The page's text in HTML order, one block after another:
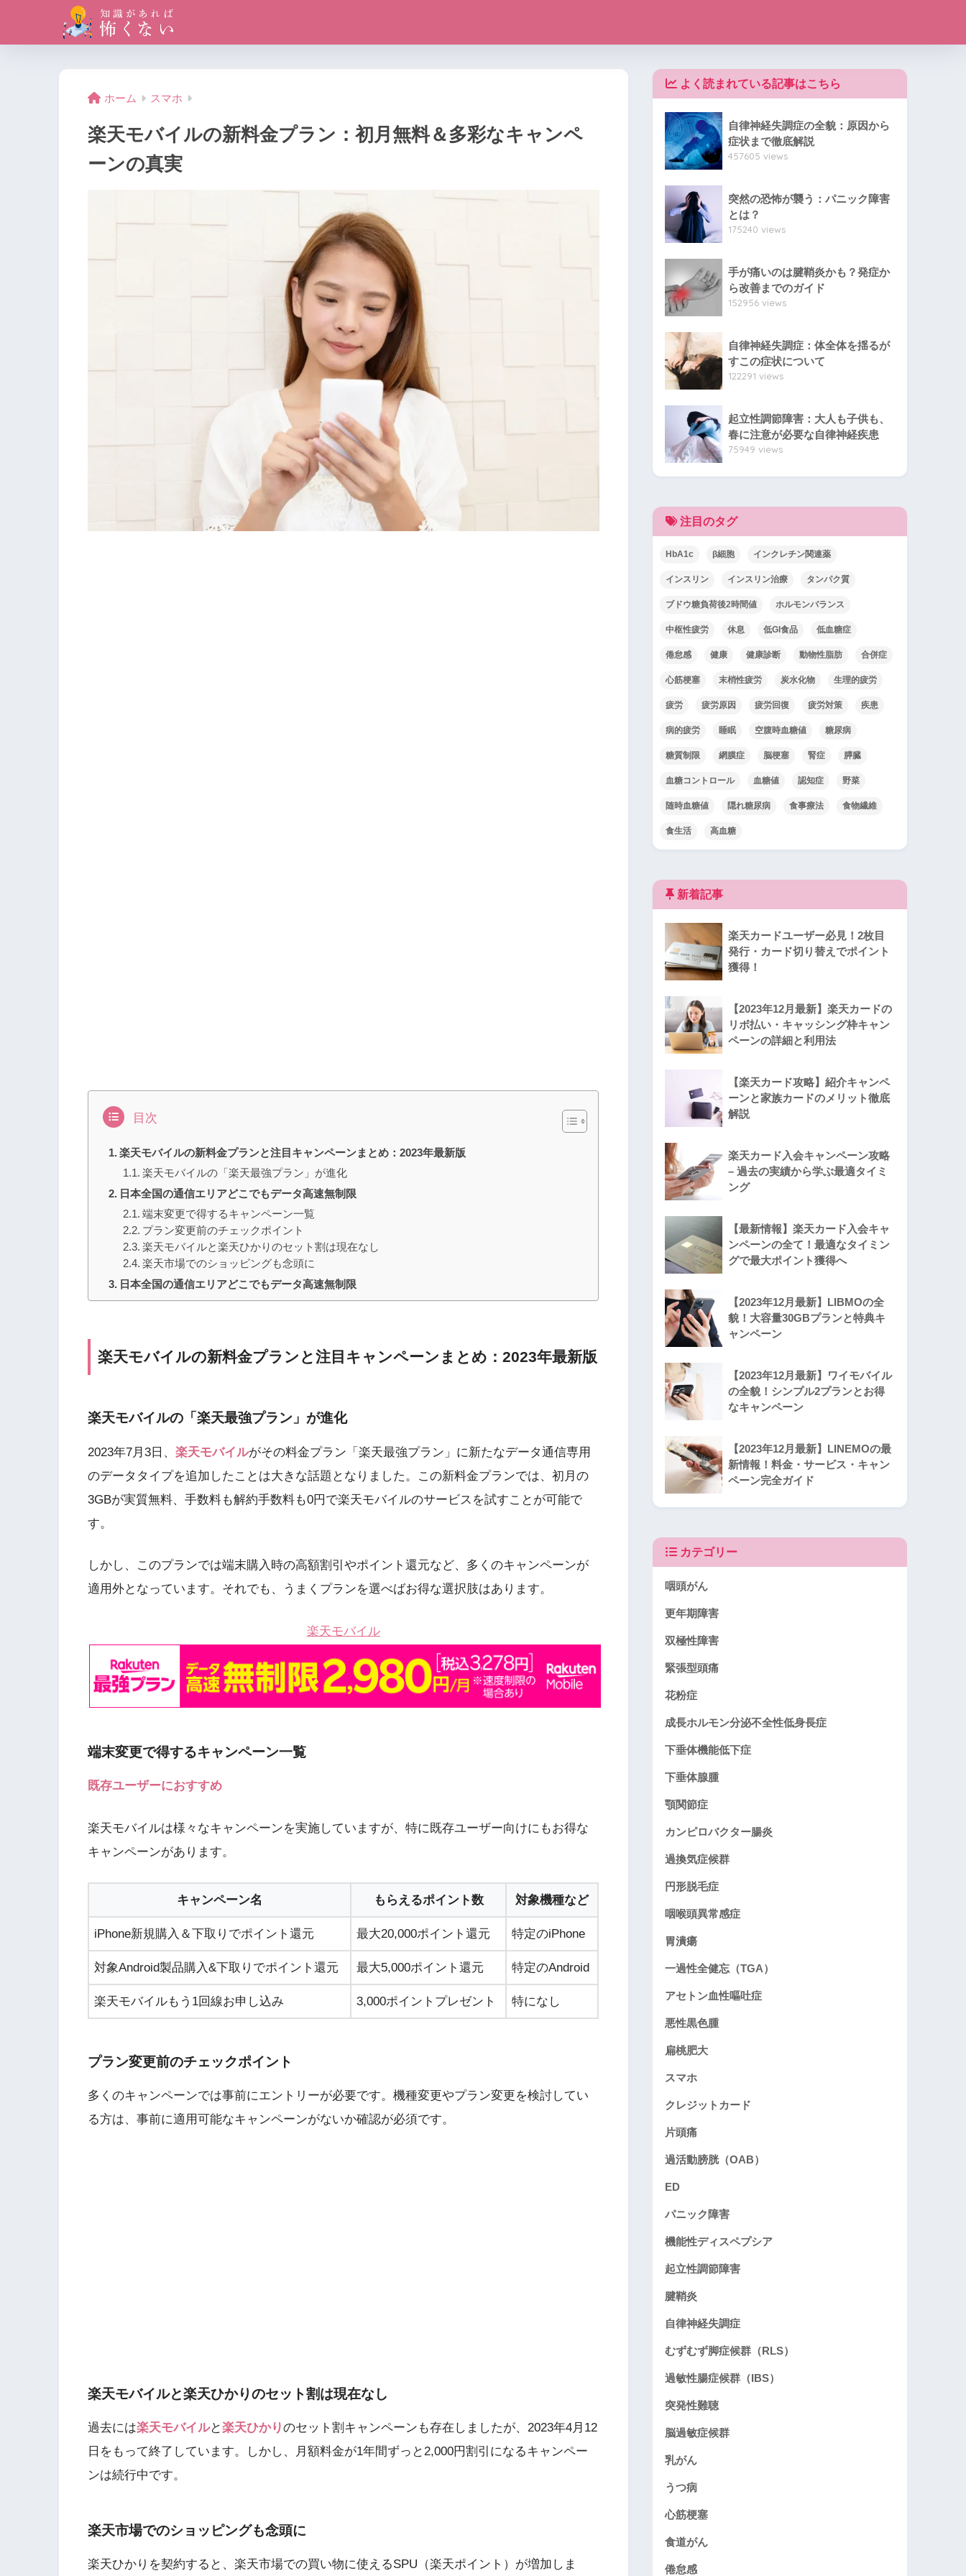
ホーム スマホ
楽天モバイルの新料金プラン：初月無料＆多彩なキャンペ
ーンの真実
目次
楽天モバイルの新料金プランと注目キャンペーンまとめ：2023年最新版
楽天モバイルの「楽天最強プラン」が進化
日本全国の通信エリアどこでもデータ高速無制限
端末変更で得するキャンペーン一覧
プラン変更前のチェックポイント
楽天モバイルと楽天ひかりのセット割は現在なし
楽天市場でのショッピングも念頭に
日本全国の通信エリアどこでもデータ高速無制限
楽天モバイルの新料金プランと注目キャンペーンまとめ：2023年最新版
楽天モバイルの「楽天最強プラン」が進化
2023年7月3日、 楽天モバイルがその料金プラン「楽天最強プラン」に新たなデータ通信専用
のデータタイプを追加したことは大きな話題となりました。この新料金プランでは、初月の
3GBが実質無料、手数料も解約手数料も0円で楽天モバイルのサービスを試すことが可能で
す。
しかし、このプランでは端末購入時の高額割引やポイント還元など、多くのキャンペーンが
適用外となっています。それでも、うまくプランを選べばお得な選択肢はあります。
楽天モバイル
端末変更で得するキャンペーン一覧
既存ユーザーにおすすめ
楽天モバイルは様々なキャンペーンを実施していますが、特に既存ユーザー向けにもお得な
キャンペーンがあります。
キャンペーン名 もらえるポイント数 対象機種など
iPhone新規購入＆下取りでポイント還元 最大20,000ポイント還元 特定のiPhone
対象Android製品購入&下取りでポイント還元 最大5,000ポイント還元 特定のAndroid
楽天モバイルもう1回線お申し込み 3,000ポイントプレゼント 特になし
プラン変更前のチェックポイント
多くのキャンペーンでは事前にエントリーが必要です。機種変更やプラン変更を検討してい
る方は、事前に適用可能なキャンペーンがないか確認が必須です。
楽天モバイルと楽天ひかりのセット割は現在なし
過去には楽天モバイルと楽天ひかりのセット割キャンペーンも存在しましたが、2023年4月12
日をもって終了しています。しかし、月額料金が1年間ずっと2,000円割引になるキャンペー
ンは続行中です。
楽天市場でのショッピングも念頭に
楽天ひかりを契約すると、楽天市場での買い物に使えるSPU（楽天ポイント）が増加しま
よく読まれている記事はこちら
自律神経失調症の全貌：原因から
症状まで徹底解説
457605 views
突然の恐怖が襲う：パニック障害
とは？
175240 views
手が痛いのは腱鞘炎かも？発症か
ら改善までのガイド
152956 views
自律神経失調症：体全体を揺るが
すこの症状について
122291 views
起立性調節障害：大人も子供も、
春に注意が必要な自律神経疾患
75949 views
注目のタグ
HbA1c β細胞 インクレチン関連薬
インスリン インスリン治療 タンパク質
ブドウ糖負荷後2時間値 ホルモンバランス
中枢性疲労 休息 低GI食品 低血糖症
倦怠感 健康 健康診断 動物性脂肪 合併症
心筋梗塞 末梢性疲労 炭水化物 生理的疲労
疲労 疲労原因 疲労回復 疲労対策 疾患
病的疲労 睡眠 空腹時血糖値 糖尿病
糖質制限 網膜症 脳梗塞 腎症 膵臓
血糖コントロール 血糖値 認知症 野菜
随時血糖値 隠れ糖尿病 食事療法 食物繊維
食生活 高血糖
新着記事
楽天カードユーザー必見！2枚目
発行・カード切り替えでポイント
獲得！
【2023年12月最新】楽天カードの
リボ払い・キャッシング枠キャン
ペーンの詳細と利用法
【楽天カード攻略】紹介キャンペ
ーンと家族カードのメリット徹底
解説
楽天カード入会キャンペーン攻略
– 過去の実績から学ぶ最適タイミ
ング
【最新情報】楽天カード入会キャ
ンペーンの全て！最適なタイミン
グで最大ポイント獲得へ
【2023年12月最新】LIBMOの全
貌！大容量30GBプランと特典キ
ャンペーン
【2023年12月最新】ワイモバイル
の全貌！シンプル2プランとお得
なキャンペーン
【2023年12月最新】LINEMOの最
新情報！料金・サービス・キャン
ペーン完全ガイド
カテゴリー
咽頭がん
更年期障害
双極性障害
緊張型頭痛
花粉症
成長ホルモン分泌不全性低身長症
下垂体機能低下症
下垂体腺腫
顎関節症
カンピロバクター腸炎
過換気症候群
円形脱毛症
咽喉頭異常感症
胃潰瘍
一過性全健忘（TGA）
アセトン血性嘔吐症
悪性黒色腫
扁桃肥大
スマホ
クレジットカード
片頭痛
過活動膀胱（OAB）
ED
パニック障害
機能性ディスペプシア
起立性調節障害
腱鞘炎
自律神経失調症
むずむず脚症候群（RLS）
過敏性腸症候群（IBS）
突発性難聴
脳過敏症候群
乳がん
うつ病
心筋梗塞
食道がん
倦怠感